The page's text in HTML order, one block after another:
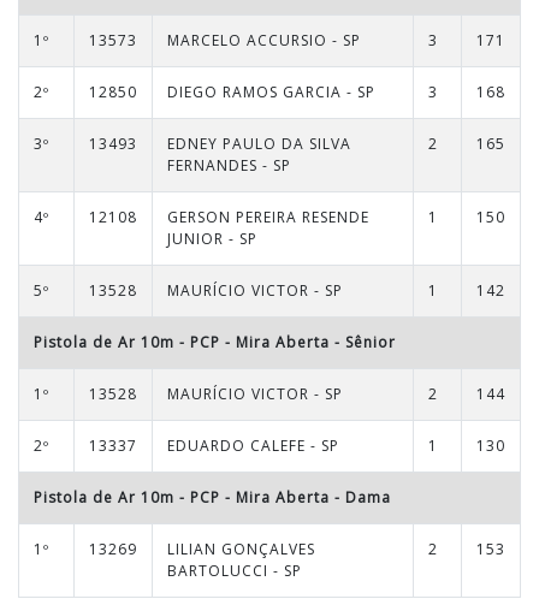
1º 13573 MARCELO ACCURSIO - SP 3 171
2º 12850 DIEGO RAMOS GARCIA - SP 3 168
3º 13493
EDNEY PAULO DA SILVA
FERNANDES - SP
2 165
4º 12108
GERSON PEREIRA RESENDE
JUNIOR - SP
1 150
5º 13528 MAURÍCIO VICTOR - SP 1 142
Pistola de Ar 10m - PCP - Mira Aberta - Sênior
1º 13528 MAURÍCIO VICTOR - SP 2 144
2º 13337 EDUARDO CALEFE - SP 1 130
Pistola de Ar 10m - PCP - Mira Aberta - Dama
1º 13269
LILIAN GONÇALVES
BARTOLUCCI - SP
2 153